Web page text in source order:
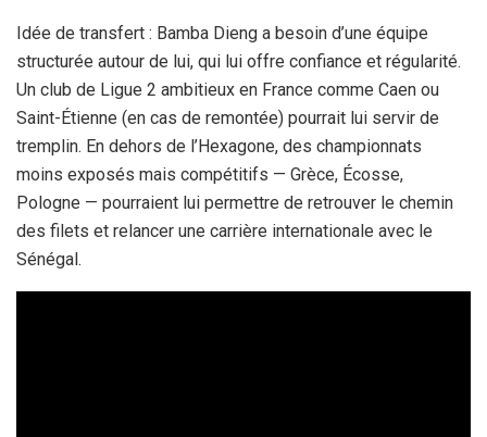
Idée de transfert : Bamba Dieng a besoin d’une équipe
structurée autour de lui, qui lui offre confiance et régularité.
Un club de Ligue 2 ambitieux en France comme Caen ou
Saint-Étienne (en cas de remontée) pourrait lui servir de
tremplin. En dehors de l’Hexagone, des championnats
moins exposés mais compétitifs — Grèce, Écosse,
Pologne — pourraient lui permettre de retrouver le chemin
des filets et relancer une carrière internationale avec le
Sénégal.